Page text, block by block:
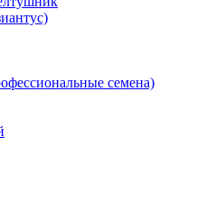
семена)